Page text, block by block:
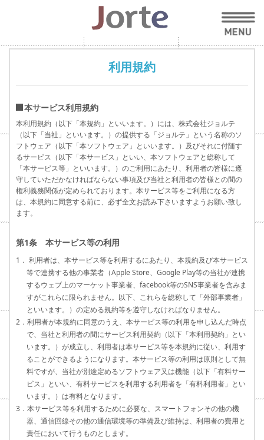
利用規約
本サービス利用規約
本利用規約（以下「本規約」といいます。）には、株式会社ジョルテ
（以下「当社」といいます。）の提供する「ジョルテ」という名称のソ
フトウェア（以下「本ソフトウェア」といいます。）及びそれに付随す
るサービス（以下「本サービス」といい、本ソフトウェアと総称して
「本サービス等」といいます。）のご利用にあたり、利用者の皆様に遵
守していただかなければならない事項及び当社と利用者の皆様との間の
権利義務関係が定められております。本サービス等をご利用になる方
は、本規約に同意する前に、必ず全文お読み下さいますようお願い致し
ます。
第1条 本サービス等の利用
1． 利用者は、本サービス等を利用するにあたり、本規約及び本サービス
等で連携する他の事業者（Apple Store、Google Play等の当社が連携
するウェブ上のマーケット事業者、facebook等のSNS事業者を含みま
すがこれらに限られません。以下、これらを総称して「外部事業者」
といいます。）の定める規約等を遵守しなければなりません。
2．利用者が本規約に同意のうえ、本サービス等の利用を申し込んだ時点
で、当社と利用者の間にサービス利用契約（以下「本利用契約」とい
います。）が成立し、利用者は本サービス等を本規約に従い、利用す
ることができるようになります。本サービス等の利用は原則として無
料ですが、当社が別途定めるソフトウェア又は機能（以下「有料サー
ビス」といい、有料サービスを利用する利用者を「有料利用者」とい
います。）は有料となります。
3．本サービス等を利用するために必要な、スマートフォンその他の機
器、通信回線その他の通信環境等の準備及び維持は、利用者の費用と
責任において行うものとします。